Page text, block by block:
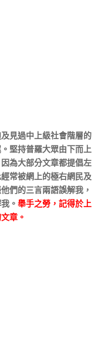
見過中上級社會階層的
堅持普羅大眾由下而上
為大部分文章都提倡左
常被網上的極右網民及
們的三言兩語誤解我，
。舉手之勞，記得於上
章。